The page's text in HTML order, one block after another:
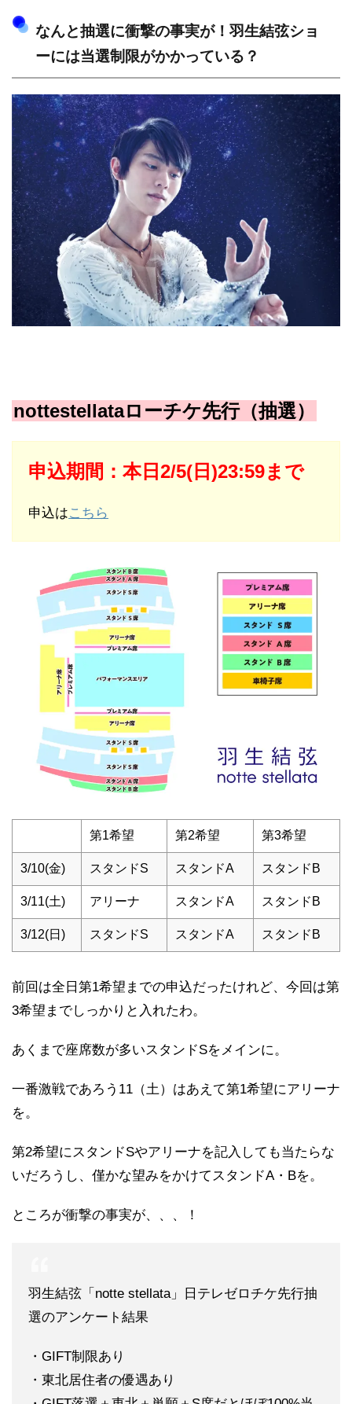
なんと抽選に衝撃の事実が！羽生結弦ショ
ーには当選制限がかかっている？
nottestellataローチケ先行（抽選）
申込期間：本日2/5(日)23:59まで
申込はこちら
第1希望 第2希望 第3希望
3/10(金) スタンドS スタンドA スタンドB
3/11(土) アリーナ スタンドA スタンドB
3/12(日) スタンドS スタンドA スタンドB
前回は全日第1希望までの申込だったけれど、今回は第
3希望までしっかりと入れたわ。
あくまで座席数が多いスタンドSをメインに。
一番激戦であろう11（土）はあえて第1希望にアリーナ
を。
第2希望にスタンドSやアリーナを記入しても当たらな
いだろうし、僅かな望みをかけてスタンドA・Bを。
ところが衝撃の事実が、、、！
羽生結弦「notte stellata」日テレゼロチケ先行抽
選のアンケート結果
・GIFT制限あり
・東北居住者の優遇あり